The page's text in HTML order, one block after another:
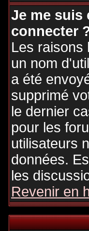
Je me suis
connecter
Les raisons
un nom
a été
supprimé
le dernier
pour les
utilisateurs
données.
les
Revenir en